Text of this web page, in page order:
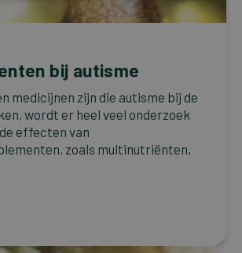
bij autisme
medicijnen zijn die autisme bij de
wordt er heel veel onderzoek
effecten van
zoals multinutriënten,